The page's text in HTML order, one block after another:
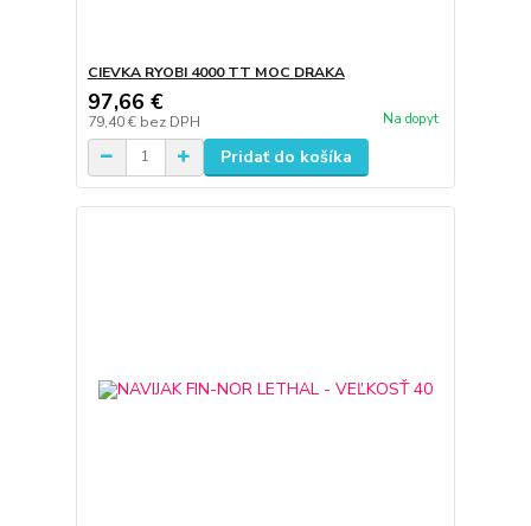
CIEVKA RYOBI 4000 TT MOC DRAKA
97,66 €
79,40 € bez DPH Na dopyt
Pridať do košíka